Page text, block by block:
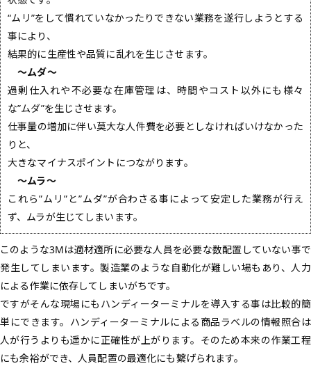
“ムリ”をして慣れていなかったりできない業務を遂行しようとする
事により、
結果的に生産性や品質に乱れを生じさせます。
〜ムダ〜
過剰仕入れや不必要な在庫管理は、時間やコスト以外にも様々
な”ムダ”を生じさせます。
仕事量の増加に伴い莫大な人件費を必要としなければいけなかった
りと、
大きなマイナスポイントにつながります。
〜ムラ〜
これら”ムリ”と”ムダ”が合わさる事によって安定した業務が行え
ず、ムラが生じてしまいます。
このような3Mは適材適所に必要な人員を必要な数配置していない事で
発生してしまいます。製造業のような自動化が難しい場もあり、人力
による作業に依存してしまいがちです。
ですがそんな現場にもハンディーターミナルを導入する事は比較的簡
単にできます。ハンディーターミナルによる商品ラベルの情報照合は
人が行うよりも遥かに正確性が上がります。そのため本来の作業工程
にも余裕ができ、人員配置の最適化にも繋げられます。